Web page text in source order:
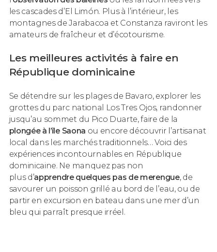
les cascades d’El Limón. Plus à l’intérieur, les
montagnes de Jarabacoa et Constanza raviront les
amateurs de fraîcheur et d’écotourisme.
Les meilleures activités à faire en
République dominicaine
Se détendre sur les plages de Bavaro, explorer les
grottes du parc national Los Tres Ojos, randonner
jusqu’au sommet du Pico Duarte, faire de la
plongée à l’île Saona ou encore découvrir l’artisanat
local dans les marchés traditionnels… Voici des
expériences incontournables en République
dominicaine. Ne manquez pas non
plus d’apprendre quelques pas de merengue, de
savourer un poisson grillé au bord de l’eau, ou de
partir en excursion en bateau dans une mer d’un
bleu qui parraît presque irréel.